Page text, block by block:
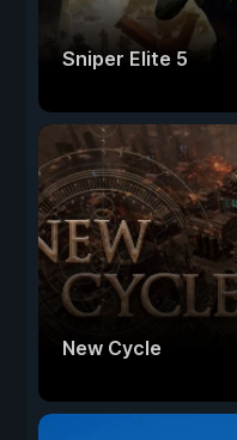
Sniper Elite 5
New Cycle